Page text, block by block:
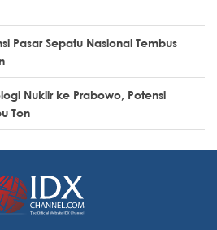
Pasar Sepatu Nasional Tembus
Nuklir ke Prabowo, Potensi
Ton